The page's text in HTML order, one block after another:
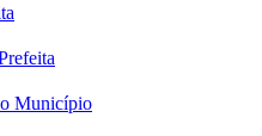
Município